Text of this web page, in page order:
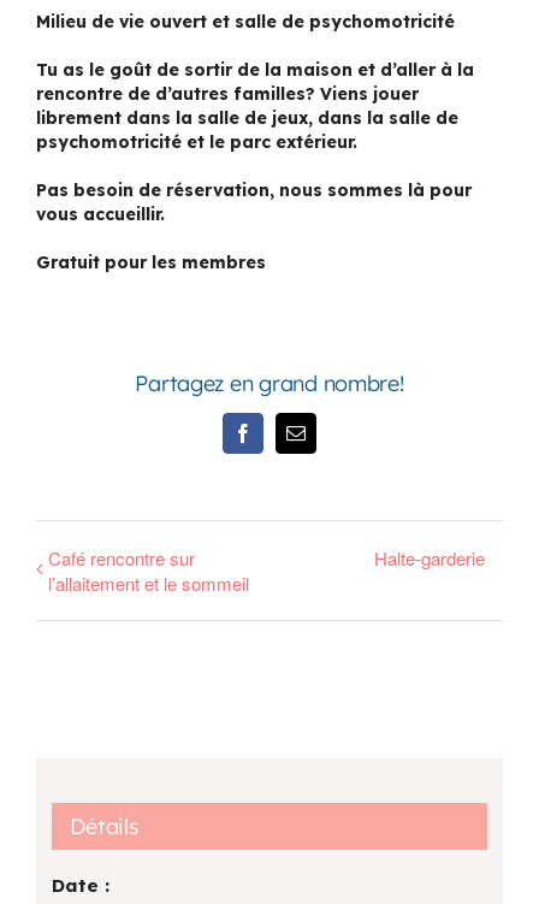
Milieu de vie ouvert et salle de psychomotricité
Tu as le goût de sortir de la maison et d’aller à la
rencontre de d’autres familles? Viens jouer
librement dans la salle de jeux, dans la salle de
psychomotricité et le parc extérieur.
Pas besoin de réservation, nous sommes là pour
vous accueillir.
Gratuit pour les membres
Partagez en grand nombre!
FacebookEmail
Café rencontre sur
l’allaitement et le sommeil
Halte-garderie
Détails
Date :